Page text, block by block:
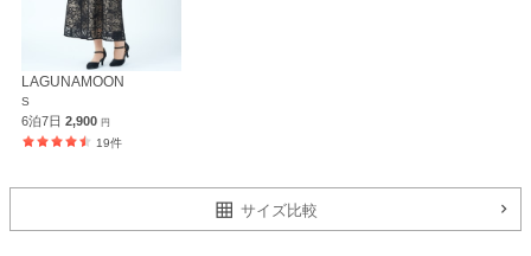
LAGUNAMOON
S
6泊7日 2,900 円
19件
サイズ比較